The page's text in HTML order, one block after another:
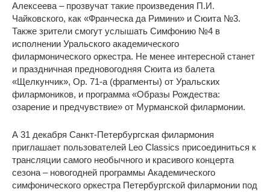
Алексеева – прозвучат такие произведения П.И.
Чайковского, как «Франческа да Римини» и Сюита №3.
Также зрители смогут услышать Симфонию №4 в
исполнении Уральского академического
филармонического оркестра. Не менее интересной станет
и праздничная предновогодняя Сюита из балета
«Щелкунчик», Op. 71-a (фрагменты) от Уральских
филармоников, и программа «Образы Рождества:
озарение и предчувствие» от Мурманской филармонии.
А 31 декабря Санкт-Петербургская филармония
приглашает пользователей Leo Classics присоединиться к
трансляции самого необычного и красивого концерта
сезона – новогодней программы Академического
симфонического оркестра Петербургской филармонии под